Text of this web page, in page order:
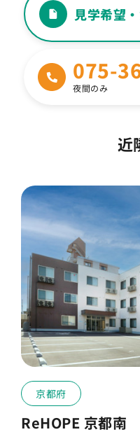
Q 定期的に病院に通
食事はどこで食べ
ますか？
理美容に関しては
Q 家族との面会、宿
Q ペットとの面会は
Q 飲酒は可能ですか
Q 喫煙は可能ですか
見学希望
075-
夜間のみ
近
京都府
ReHOPE 京都南